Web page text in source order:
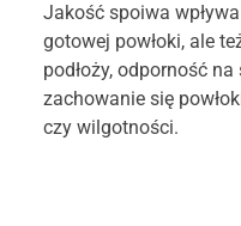
Jakość spoiwa
gotowej powłoki, ale
podłoży, odporność
zachowanie się
czy wilgotności.